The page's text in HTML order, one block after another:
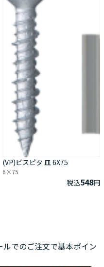
(VP)ビスピタ 皿 6X75
6×75
税込548円
ルでのご注文で基本ポイン